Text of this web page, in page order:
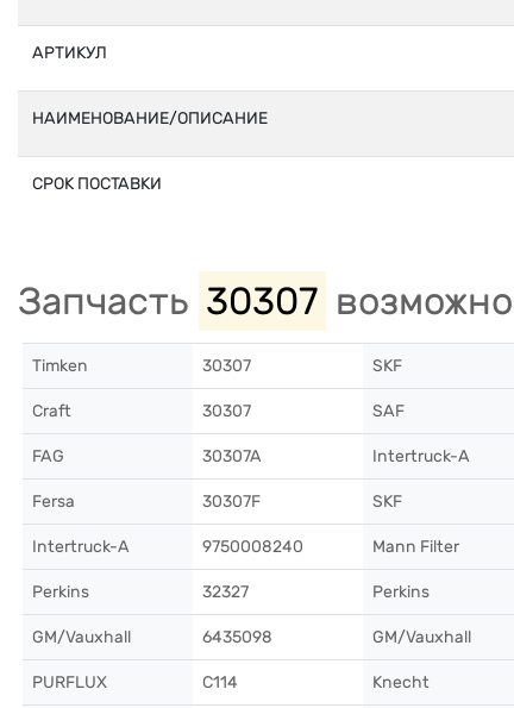
АРТИКУЛ
НАИМЕНОВАНИЕ/ОПИСАНИЕ
СРОК ПОСТАВКИ
Запчасть 30307
Timken 30307 SKF
Craft 30307 SAF
FAG 30307A Intertruck-A
Fersa 30307F SKF
Intertruck-A 9750008240 Mann Filter
Perkins 32327 Perkins
GM/Vauxhall 6435098 GM/Vauxhall
PURFLUX C114 Knecht